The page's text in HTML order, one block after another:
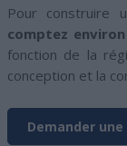
Pour construire
comptez
fonction de la
conception et la
Demander